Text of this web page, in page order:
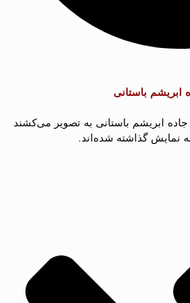
ابریشم باستانی
جاده ابریشم باستانی به تصویر می‌کشند
نمایش گذاشته شده‌اند.